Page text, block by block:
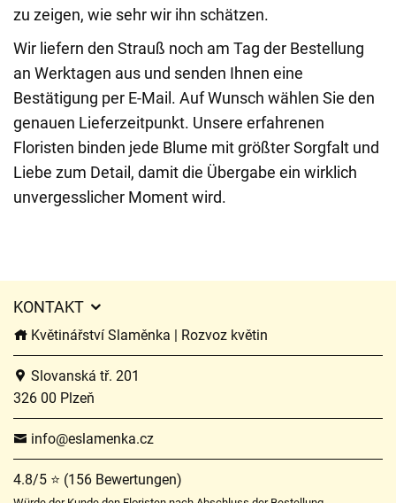
zu zeigen, wie sehr wir ihn schätzen.
Wir liefern den Strauß noch am Tag der Bestellung
an Werktagen aus und senden Ihnen eine
Bestätigung per E-Mail. Auf Wunsch wählen Sie den
genauen Lieferzeitpunkt. Unsere erfahrenen
Floristen binden jede Blume mit größter Sorgfalt und
Liebe zum Detail, damit die Übergabe ein wirklich
unvergesslicher Moment wird.
KONTAKT
Květinářství Slaměnka | Rozvoz květin
Slovanská tř. 201
326 00 Plzeň
info@eslamenka.cz
4.8/5 ⭐ (156 Bewertungen)